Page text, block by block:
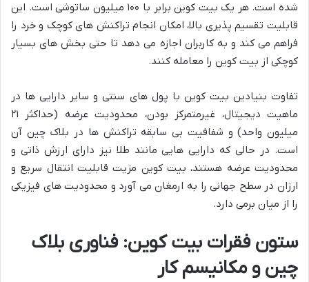
شده است. هر یک بیت کوین برابر با ۱۰۰ میلیون ساتوشی است. این
قابلیت تقسیم پذیری بالا، امکان انجام تراکنش های کوچک و خرد را
فراهم می کند و به کاربران اجازه می دهد تا حتی بخش های بسیار
کوچکی از بیت کوین را معامله کنند.
تفاوت بنیادین بیت کوین با پول های سنتی و سایر دارایی ها در
ماهیت دیجیتال، غیرمتمرکز بودن، محدودیت عرضه (حداکثر ۲۱
میلیون واحد) و شفافیت بی سابقه تراکنش ها در بلاک چین آن
است. در حالی که دارایی هایی مانند طلا نیز دارای ارزش ذاتی و
محدودیت عرضه هستند، بیت کوین مزیت قابلیت انتقال سریع و
ارزان در سطح جهانی را به ارمغان می آورد و محدودیت های فیزیکی
را از میان برمی دارد.
ستون فقرات بیت کوین: فناوری بلاک
چین و مکانیسم کار